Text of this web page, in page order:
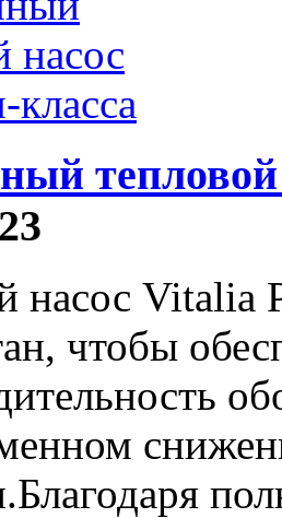
тепловой
насос Vitalia
чтобы